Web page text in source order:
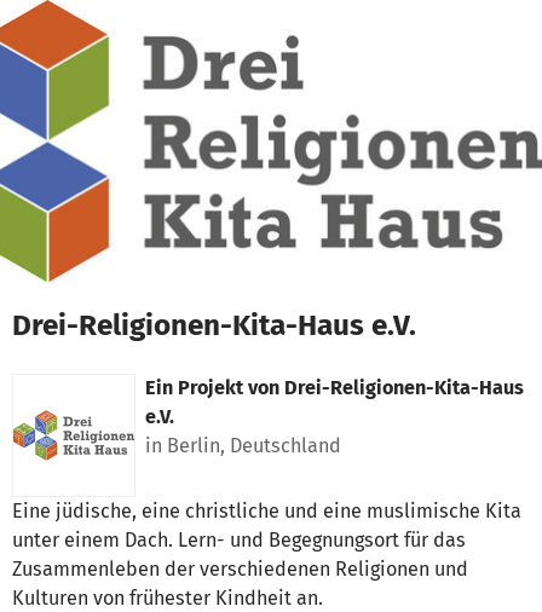
Zum Hauptinhalt springen
Erklärung zur Barrierefreiheit anzeigen
Drei-Religionen-Kita-Haus e.V.
Ein Projekt von Drei-Religionen-Kita-Haus
e.V.
in Berlin, Deutschland
Eine jüdische, eine christliche und eine muslimische Kita
unter einem Dach. Lern- und Begegnungsort für das
Zusammenleben der verschiedenen Religionen und
Kulturen von frühester Kindheit an.